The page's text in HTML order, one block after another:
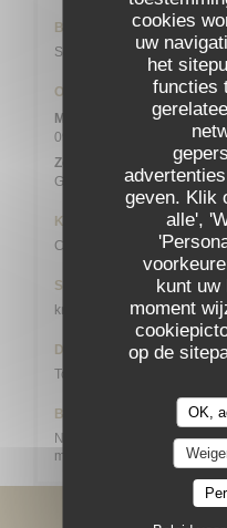
cookies
uw
het
functies
geven. Klik
alle',
kunt uw
moment
op de
OK,
Bike station
Station n° 14103 132 / 136
Openingstijden
Maa
09:00 - 13:45
19:00 -
Zondag
Gesloten
Keuken
Creatief, Bistronomique
Soort bedrijf
kroeg
Diensten
Toilet en toegang voor
Betaalmethoden
NL - restaurant van Titres
meester, Visa, American